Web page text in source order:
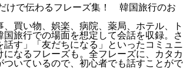
けで伝わるフレーズ集！ 韓国旅行のお
買い物、娯楽、病院、薬局、ホテル、ト
国旅行での場面を想定して会話を収録。さ
話す」「友だちになる」といったコミュニ
になるフレーズも。全フレーズに、カタカ
ついているので、初心者でも話すことがで